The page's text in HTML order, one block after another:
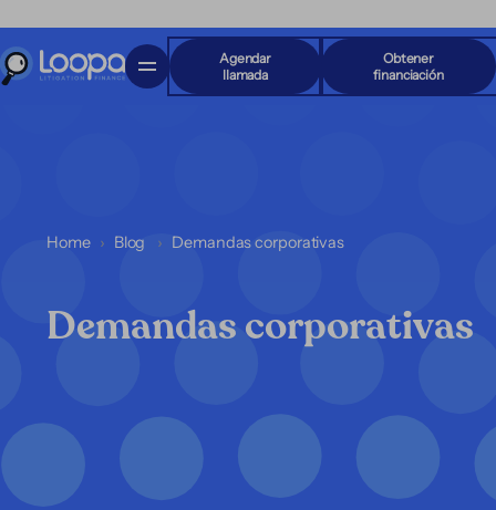
Agendar
llamada
Obtener
financiación
Home Blog Demandas corporativas
Demandas corporativas